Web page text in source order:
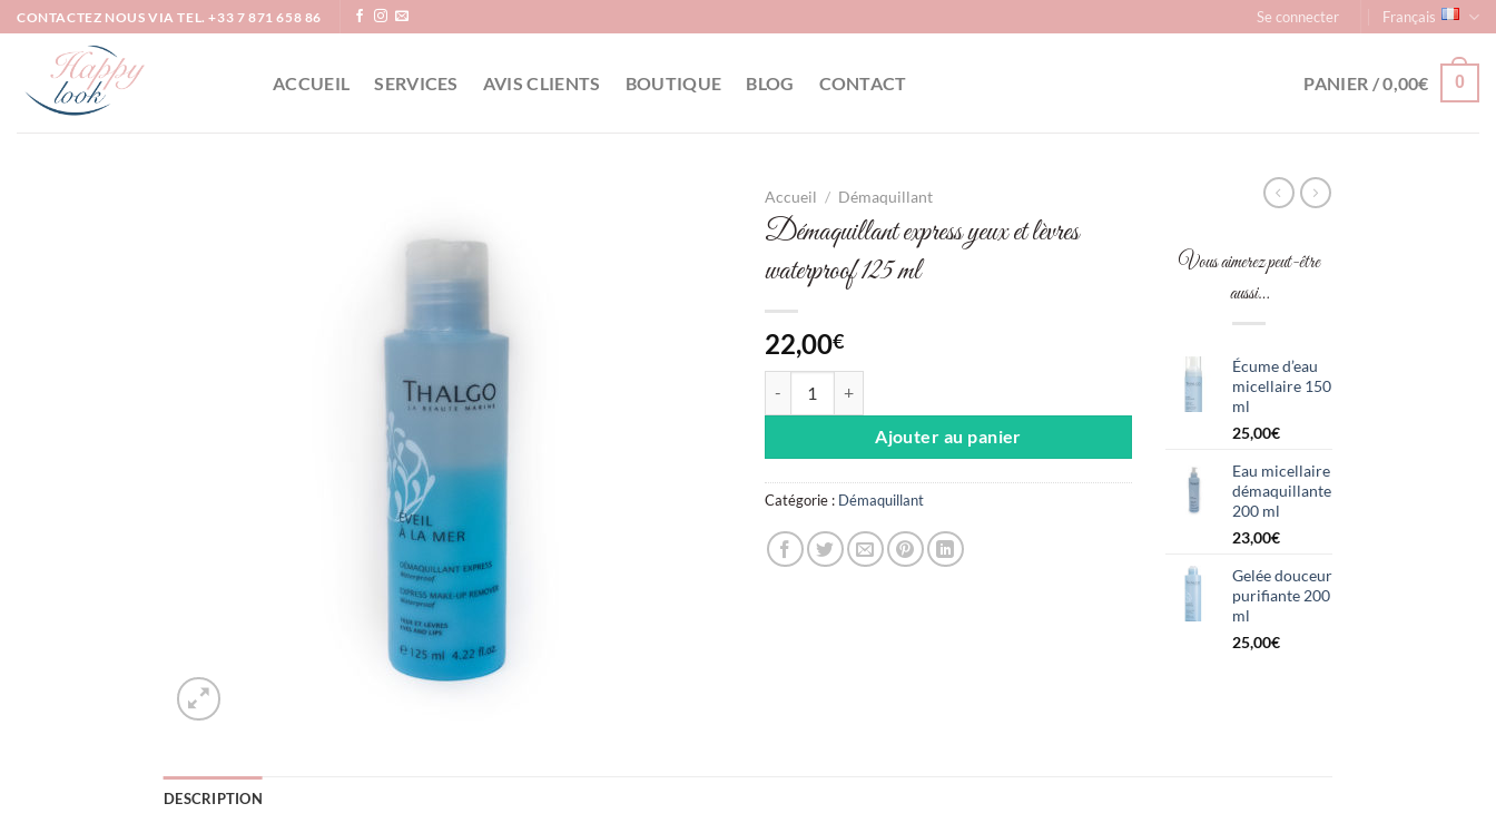
Passer
au
contenu
CONTACTEZ NOUS VIA TEL. +33 7 871 658 86 Se connecter Français
ACCUEIL SERVICES AVIS CLIENTS BOUTIQUE BLOG CONTACT PANIER /0,00€ 0
Accueil / Démaquillant
Démaquillant express yeux et lèvres
waterproof 125 ml
22,00€
quantité de Démaquillant express yeux et lèvres waterproof 125 ml
Ajouter au panier
Catégorie : Démaquillant
Vous aimerez peut-être
aussi…
Écume d’eau
micellaire 150
ml
25,00€
Eau micellaire
démaquillante
200 ml
23,00€
Gelée douceur
purifiante 200
ml
25,00€
DESCRIPTION